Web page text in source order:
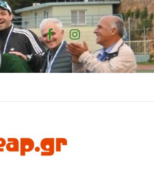
FacebookInstagram